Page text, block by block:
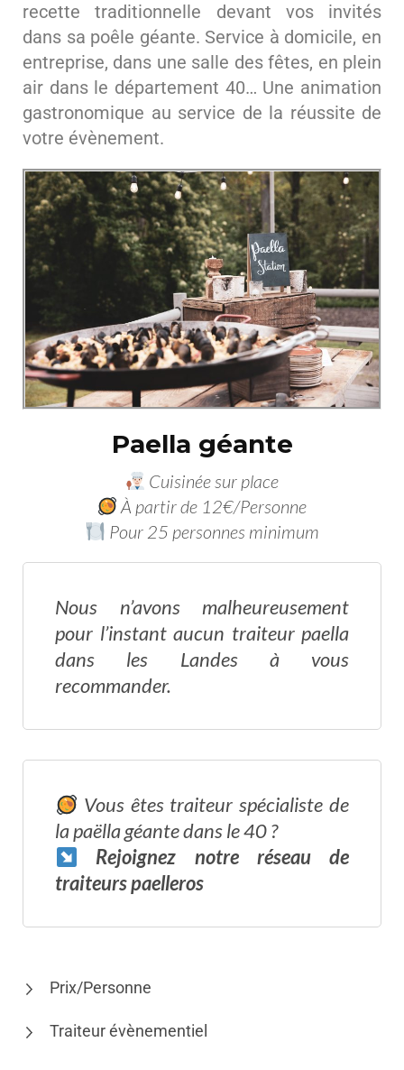
recette traditionnelle devant vos invités
dans sa poêle géante. Service à domicile, en
entreprise, dans une salle des fêtes, en plein
air dans le département 40… Une animation
gastronomique au service de la réussite de
votre évènement.
Paella géante
Cuisinée sur place
À partir de 12€/Personne
Pour 25 personnes minimum
Nous n’avons malheureusement
pour l’instant aucun traiteur paella
dans les Landes à vous
recommander.
Vous êtes traiteur spécialiste de
la paëlla géante dans le 40 ?
Rejoignez notre réseaude
traiteurs paelleros
Prix/Personne
Traiteur évènementiel